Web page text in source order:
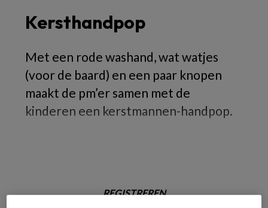
Kersthandpop
Met een rode washand, wat watjes
(voor de baard) en een paar knopen
maakt de pm’er samen met de
kinderen een kerstmannen-handpop.
REGISTREREN